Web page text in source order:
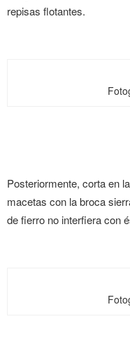
repisas flotantes.
Posteriormente, corta en
macetas con la broca
de fierro no interfiera con